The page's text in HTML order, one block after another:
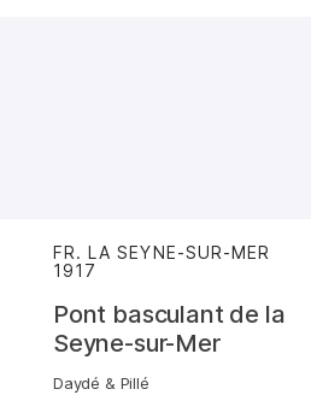
FR. LA SEYNE-SUR-MER
1917
Pont basculant de la
Seyne-sur-Mer
Daydé & Pillé